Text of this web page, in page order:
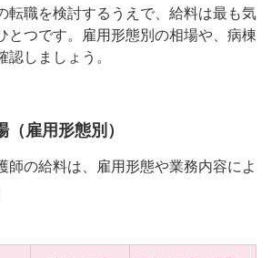
転職を検討するうえで、給料は最も気
とつです。雇用形態別の相場や、病棟
しましょう。
雇用形態別）
師の給料は、雇用形態や業務内容によ